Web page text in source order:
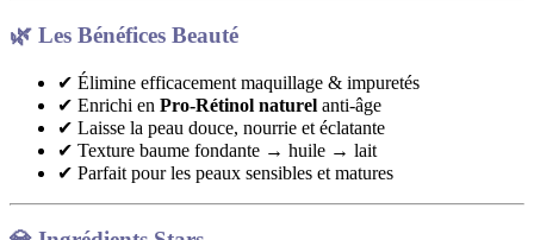
🌿 Les Bénéfices Beauté
✔ Élimine efficacement maquillage & impuretés
✔ Enrichi en Pro-Rétinol naturel anti-âge
✔ Laisse la peau douce, nourrie et éclatante
✔ Texture baume fondante → huile → lait
✔ Parfait pour les peaux sensibles et matures